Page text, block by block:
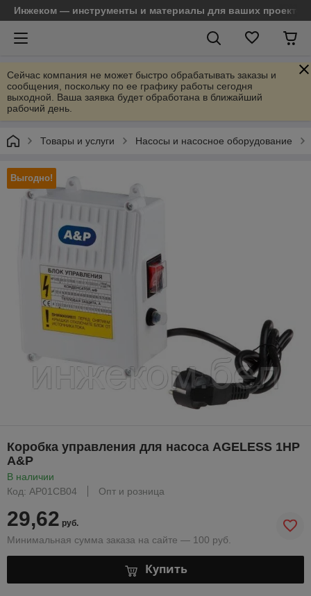
Инжеком — инструменты и материалы для ваших проектов
Сейчас компания не может быстро обрабатывать заказы и
сообщения, поскольку по ее графику работы сегодня
выходной. Ваша заявка будет обработана в ближайший
рабочий день.
Товары и услуги Насосы и насосное оборудование
Выгодно!
Коробка управления для насоса AGELESS 1HP
A&P
В наличии
Код: AP01CB04
Опт и розница
29,62 руб.
Минимальная сумма заказа на сайте — 100 руб.
Купить